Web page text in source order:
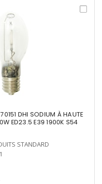
DHI SODIUM À HAUTE
ED23.5 E39 1900K S54
STANDARD